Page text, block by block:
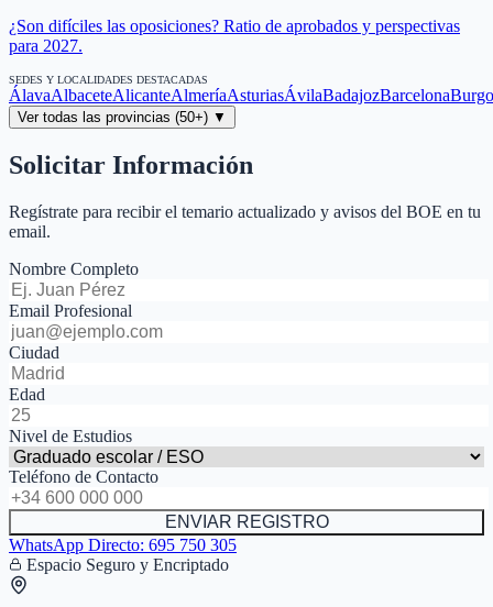
¿Son difíciles las oposiciones? Ratio de aprobados y perspectivas
para 2027.
SEDES Y LOCALIDADES DESTACADAS
ÁlavaAlbaceteAlicanteAlmeríaAsturiasÁvilaBadajozBarcelona
Ver todas las provincias (50+) ▼
Solicitar Información
Regístrate para recibir el temario actualizado y avisos del BOE en tu
email.
Nombre Completo
Email Profesional
Ciudad
Edad
Nivel de Estudios
Teléfono de Contacto
ENVIAR REGISTRO
WhatsApp Directo: 695 750 305
Espacio Seguro y Encriptado